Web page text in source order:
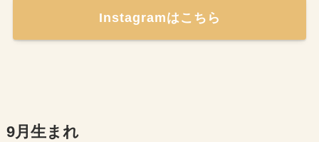
Instagramはこちら
9月生まれ